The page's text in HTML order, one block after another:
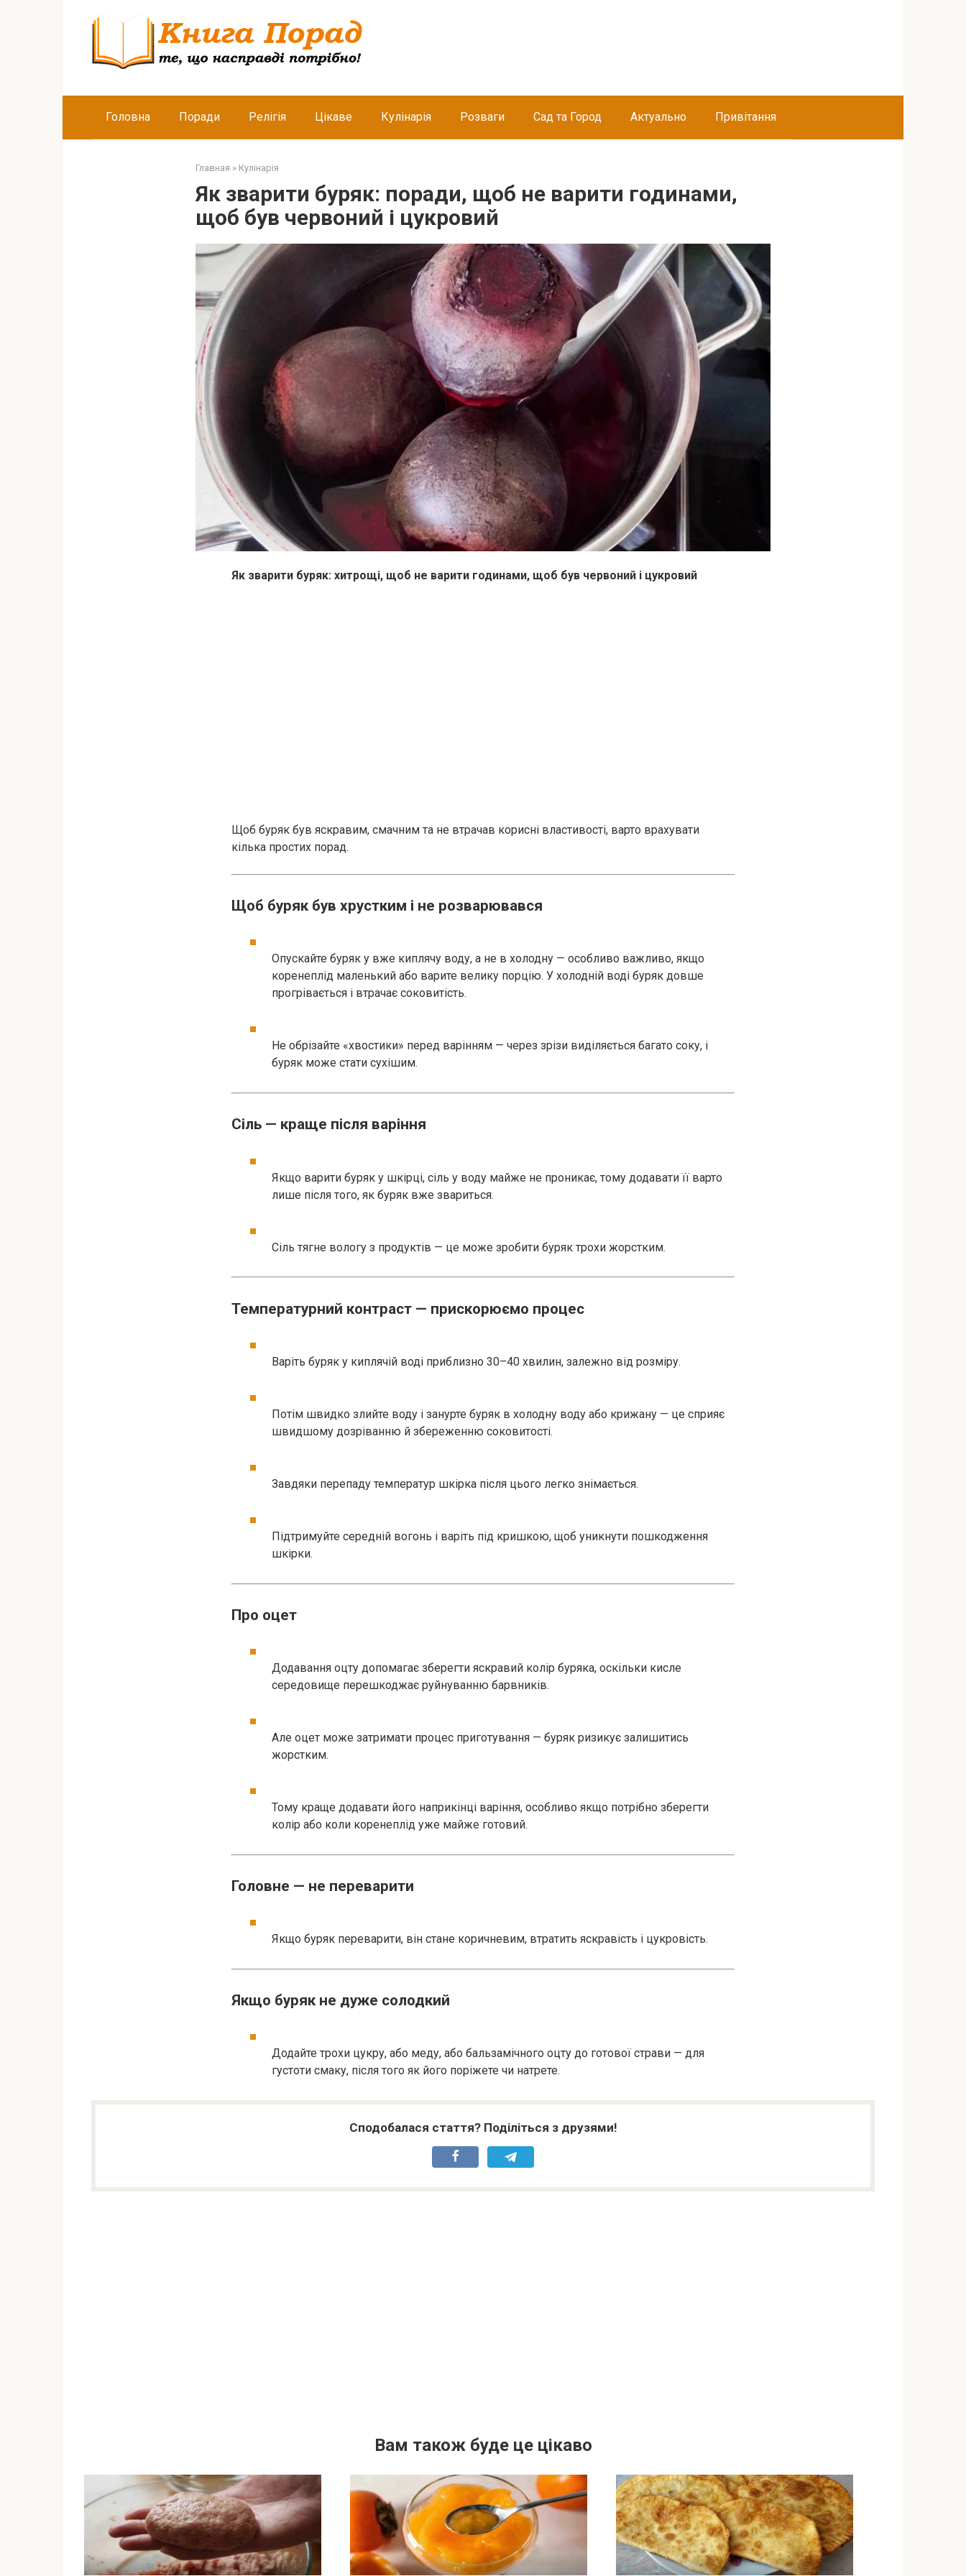
Головна Поради Релігія Цікаве Кулінарія Розваги Сад та Город Актуально Привітання
Главная » Кулінарія
Як зварити буряк: поради, щоб не варити годинами,
щоб був червоний і цукровий
Як зварити буряк: хитрощі, щоб не варити годинами, щоб був червоний і цукровий
Щоб буряк був яскравим, смачним та не втрачав корисні властивості, варто врахувати
кілька простих порад.
Щоб буряк був хрустким і не розварювався
Опускайте буряк у вже киплячу воду, а не в холодну — особливо важливо, якщо
коренеплід маленький або варите велику порцію. У холодній воді буряк довше
прогрівається і втрачає соковитість.
Не обрізайте «хвостики» перед варінням — через зрізи виділяється багато соку, і
буряк може стати сухішим.
Сіль — краще після варіння
Якщо варити буряк у шкірці, сіль у воду майже не проникає, тому додавати її варто
лише після того, як буряк вже звариться.
Сіль тягне вологу з продуктів — це може зробити буряк трохи жорстким.
Температурний контраст — прискорюємо процес
Варіть буряк у киплячій воді приблизно 30–40 хвилин, залежно від розміру.
Потім швидко злийте воду і занурте буряк в холодну воду або крижану — це сприяє
швидшому дозріванню й збереженню соковитості.
Завдяки перепаду температур шкірка після цього легко знімається.
Підтримуйте середній вогонь і варіть під кришкою, щоб уникнути пошкодження
шкірки.
Про оцет
Додавання оцту допомагає зберегти яскравий колір буряка, оскільки кисле
середовище перешкоджає руйнуванню барвників.
Але оцет може затримати процес приготування — буряк ризикує залишитись
жорстким.
Тому краще додавати його наприкінці варіння, особливо якщо потрібно зберегти
колір або коли коренеплід уже майже готовий.
Головне — не переварити
Якщо буряк переварити, він стане коричневим, втратить яскравість і цукровість.
Якщо буряк не дуже солодкий
Додайте трохи цукру, або меду, або бальзамічного оцту до готової страви — для
густоти смаку, після того як його поріжете чи натрете.
Сподобалася стаття? Поділіться з друзями!
Вам також буде це цікаво